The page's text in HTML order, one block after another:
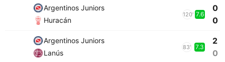
Argentinos Juniors
Huracán
120' 7.6
0
0
Argentinos Juniors
Lanús
83' 7.3
2
0